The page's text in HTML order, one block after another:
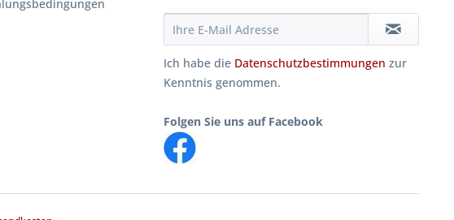
Ich habe die Datenschutzbestimmungen zur
Kenntnis genommen.
Folgen Sie uns auf Facebook